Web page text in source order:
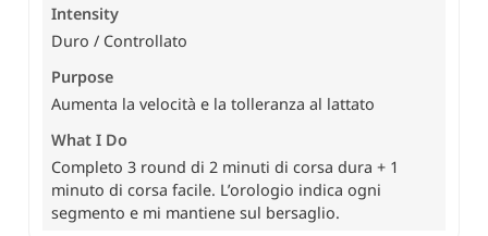
Duro / Controllato
Aumenta la velocità e la tolleranza al lattato
Completo 3 round di 2 minuti di corsa dura + 1
minuto di corsa facile. L’orologio indica ogni
segmento e mi mantiene sul bersaglio.